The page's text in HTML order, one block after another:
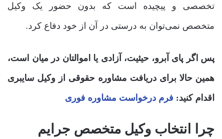
تخصصی و پیچیده است که بدون حضور یک وکیل
متخصص نمی‌توان به درستی در آن از خود دفاع کرد.
پس اگر پای آبرو، حیثیت، آزادی یا اموالتان در میان است،
همین حالا برای دریافت مشاوره حقوقی از وکیل سایبری
اقدام کنید: فرم درخواست مشاوره فوری
چرا انتخاب وکیل متخصص جرایم